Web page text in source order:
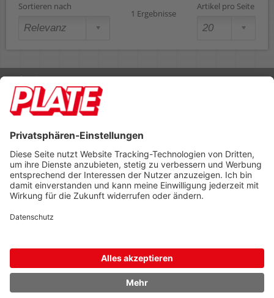
Sortieren nach
1 Ergebnisse
Artikel pro Seite
Rufen Sie uns an 04298 401-0
Lieferbedingungen Impressum
Footer anzeigen
PLATE Büromaterial Vertriebs GmbH
Hilligenwarf 5